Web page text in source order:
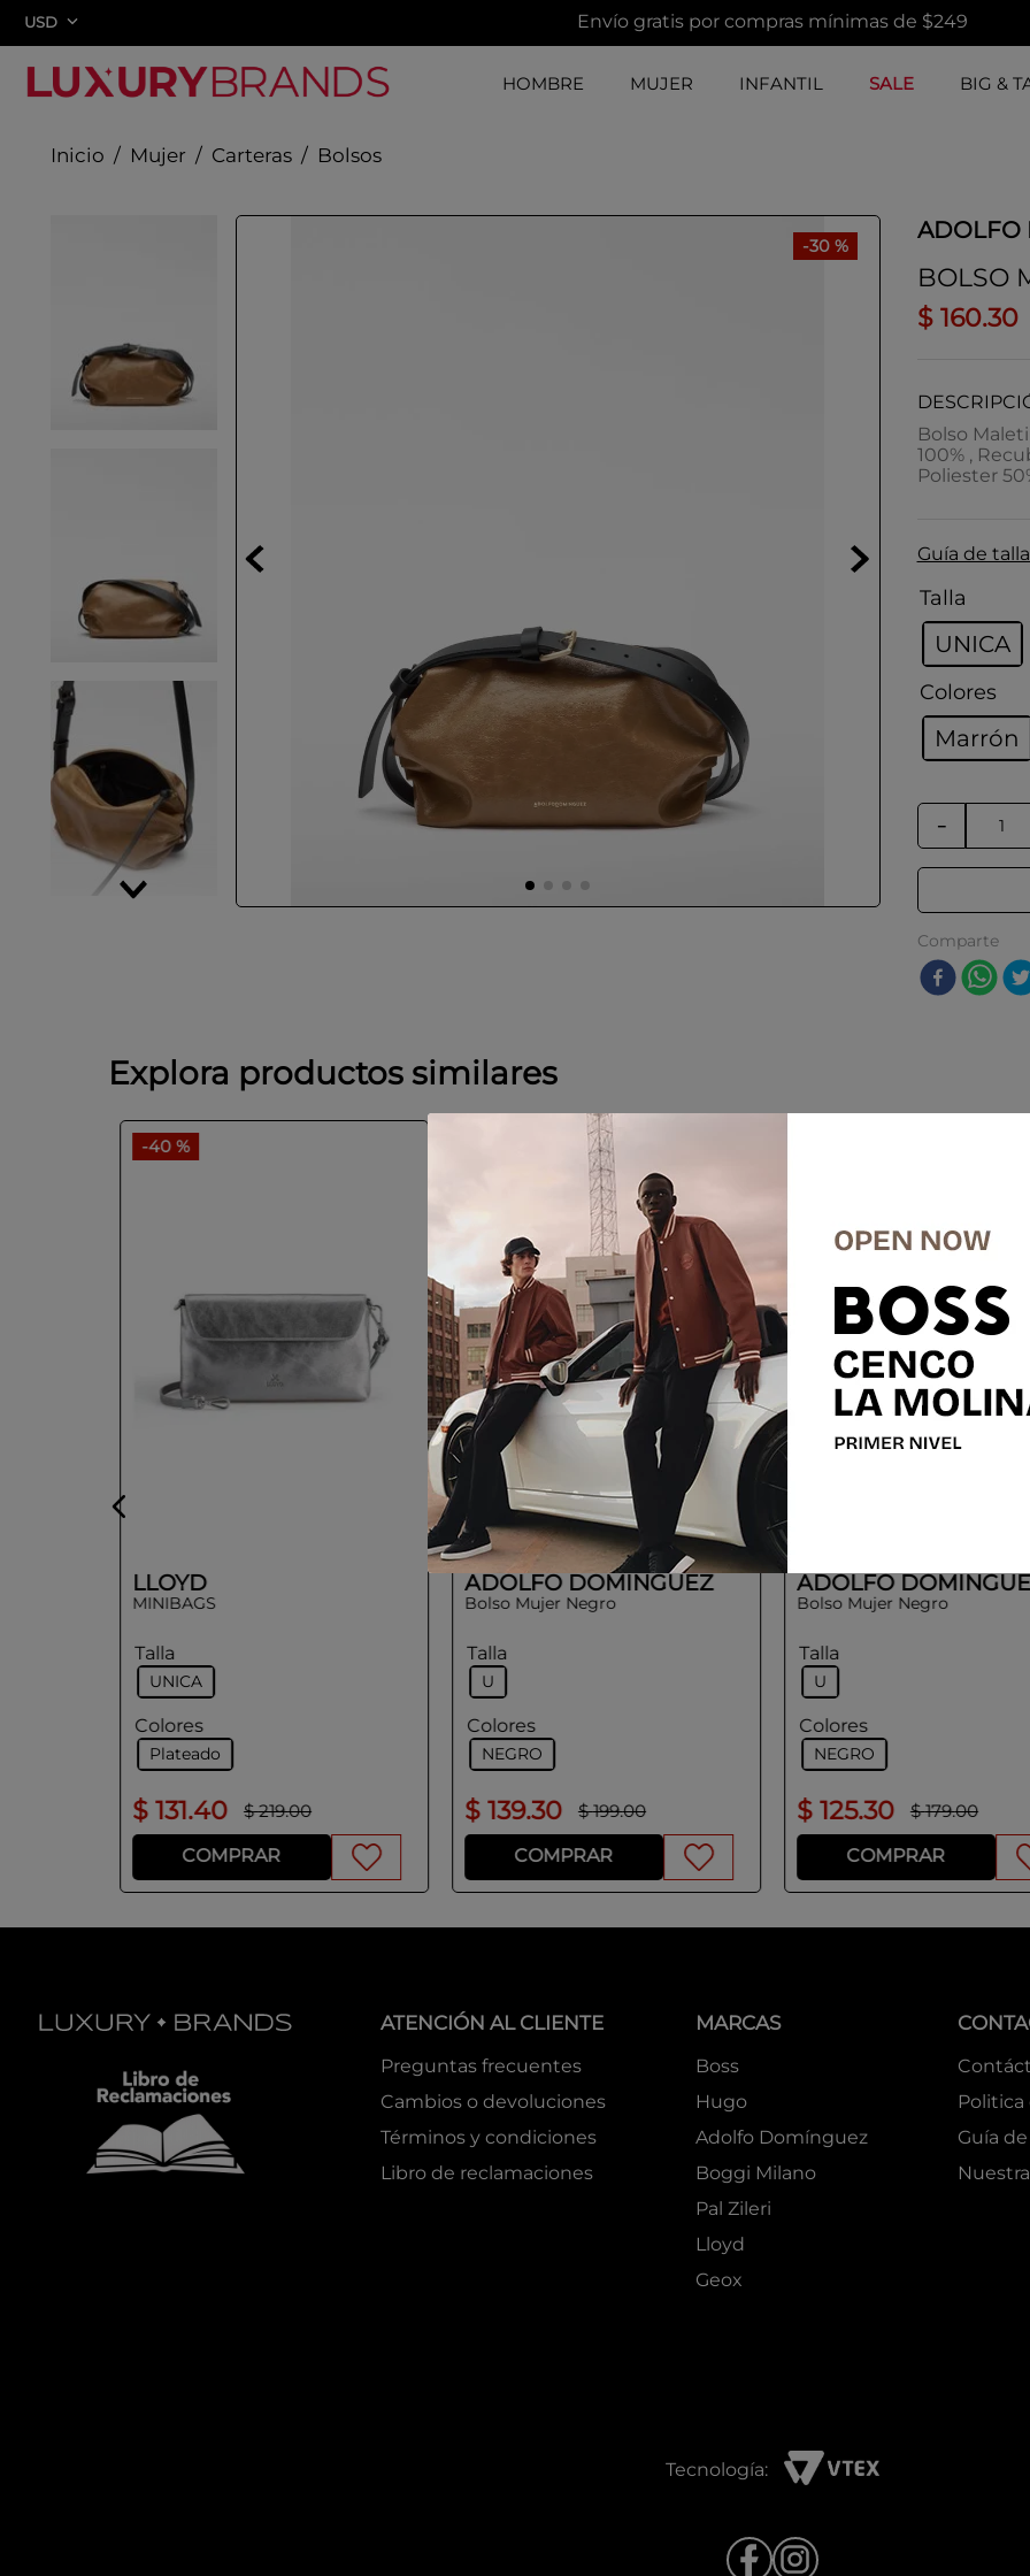
Envío gratis por compras mínimas de $249
USD
HOMBRE MUJER INFANTIL SALE BIG &
Mujer Carteras Bolsos
-30 %
ADOLFO
BOLSO
$ 160.30
Bolso
100% ,
Poliester
Guía de
Talla
UNICA
Colores
Marrón
－
Comparte
Explora productos similares
-40 %
LLOYD
MINIBAGS
Talla
UNICA
Colores
Plateado
$ 131.40 $ 219.00
COMPRAR
ADOLFO DOMINGUEZ
Bolso Mujer Negro
Talla
U
Colores
NEGRO
$ 139.30 $ 199.00
COMPRAR
ADOLFO
Bolso Mujer Negro
Talla
U
Colores
NEGRO
$ 125.30 $ 179.00
COMPRAR
ATENCIÓN AL CLIENTE
Preguntas frecuentes
Cambios o devoluciones
Términos y condiciones
Libro de reclamaciones
MARCAS
Boss
Hugo
Adolfo Domínguez
Boggi Milano
Pal Zileri
Lloyd
Geox
Guía
Tecnología: